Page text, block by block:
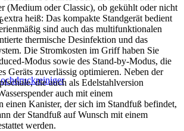
(Medium oder Classic), ob gekühlt oder nicht
heiß: Das kompakte Standgerät bedient
sind auch das multifunktionalen
thermische Desinfektion und das
Die Stromkosten im Griff haben Sie
Modus sowie des Stand-by-Modus, die
Geräts zuverlässig optimieren. Neben der
die auch als Edelstahlversion
auch mit einem
einen Kanister, der sich im Standfuß befindet,
der Standfuß auf Wunsch mit einem
werden.